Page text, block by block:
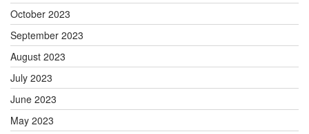
October 2023
September 2023
August 2023
July 2023
June 2023
May 2023